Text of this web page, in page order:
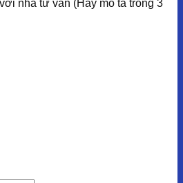
nhà tư vấn (Hãy mô tả trong 3